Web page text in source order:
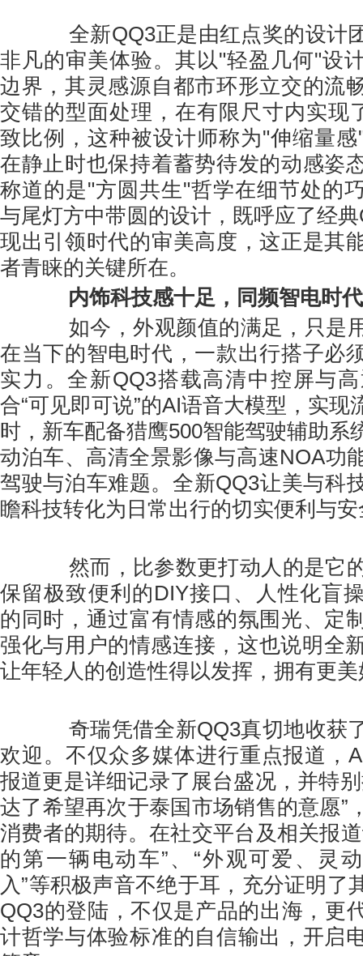
全新QQ3正是由红点奖的设计
非凡的审美体验。其以"轻盈几何"设
边界，其灵感源自都市环形立交的流
交错的型面处理，在有限尺寸内实现
致比例，这种被设计师称为"伸缩量
在静止时也保持着蓄势待发的动感姿
称道的是"方圆共生"哲学在细节处的
与尾灯方中带圆的设计，既呼应了经
现出引领时代的审美高度，这正是其
者青睐的关键所在。
内饰科技感十足，同频智电时代
如今，外观颜值的满足，只是
在当下的智电时代，一款出行搭子必
实力。全新QQ3搭载高清中控屏与
合“可见即可说”的AI语音大模型，实现
时，新车配备猎鹰500智能驾驶辅助系
动泊车、高清全景影像与高速NOA功
驾驶与泊车难题。全新QQ3让美与科
瞻科技转化为日常出行的切实便利与
然而，比参数更打动人的是它
保留极致便利的DIY接口、人性化盲
的同时，通过富有情感的氛围光、定
强化与用户的情感连接，这也说明全
让年轻人的创造性得以发挥，拥有更
奇瑞凭借全新QQ3真切地收获
欢迎。不仅众多媒体进行重点报道，
报道更是详细记录了展台盛况，并特
达了希望再次于泰国市场销售的意愿”
消费者的期待。在社交平台及相关报
的第一辆电动车”、“外观可爱、灵
入”等积极声音不绝于耳，充分证明了
QQ3的登陆，不仅是产品的出海，更
计哲学与体验标准的自信输出，开启